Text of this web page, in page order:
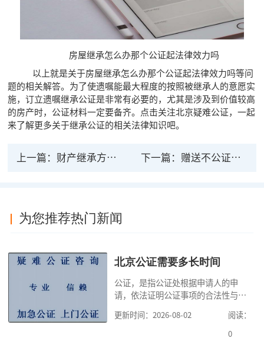
房屋继承怎么办那个公证起法律效力吗
以上就是关于房屋继承怎么办那个公证起法律效力吗等问
题的相关解答。为了使遗嘱能最大程度的按照被继承人的意愿实
施，订立遗嘱继承公证是非常有必要的，尤其是涉及到价值较高
的房产时，公证材料一定要备齐。点击关注北京疑难公证，一起
来了解更多关于继承公证的相关法律知识吧。
上一篇： 财产继承方式中遗嘱的法律效力大还是继承公证 下一篇： 赠送不公证有法律效力吗 不履行会有什么后果
为您推荐热门新闻
北京公证需要多长时间
公证，是指公证处根据申请人的申
请，依法证明公证事项的合法性与真
高公证事项的效力，固定证据，但是
很多人不知道在北京办理公证需要多
更新时间：2026-08-02
阅读：
0